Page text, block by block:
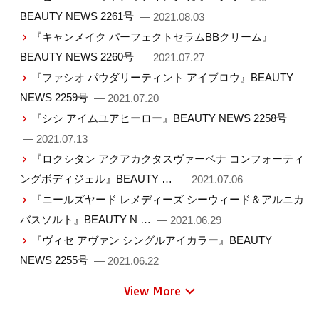
BEAUTY NEWS 2261号 — 2021.08.03
『キャンメイク パーフェクトセラムBBクリーム』
BEAUTY NEWS 2260号 — 2021.07.27
『ファシオ パウダリーティント アイブロウ』BEAUTY
NEWS 2259号 — 2021.07.20
『シシ アイムユアヒーロー』BEAUTY NEWS 2258号
— 2021.07.13
『ロクシタン アクアカクタスヴァーベナ コンフォーティ
ングボディジェル』BEAUTY … — 2021.07.06
『ニールズヤード レメディーズ シーウィード＆アルニカ
バスソルト』BEAUTY N … — 2021.06.29
『ヴィセ アヴァン シングルアイカラー』BEAUTY
NEWS 2255号 — 2021.06.22
View More